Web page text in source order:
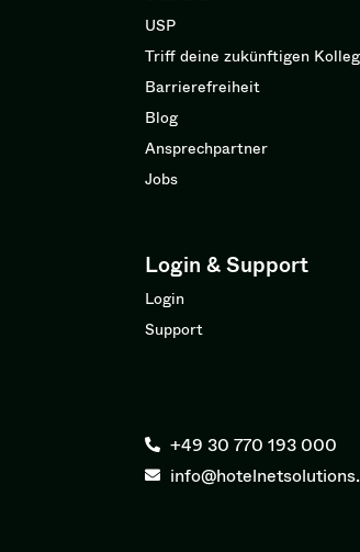
USP
Triff deine zukünftigen
Barrierefreiheit
Blog
Ansprechpartner
Jobs
Login & Support
Login
Support
+49 30 770 193 000